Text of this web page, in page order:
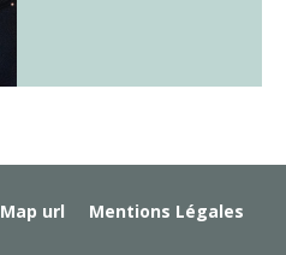
Map url Mentions Légales